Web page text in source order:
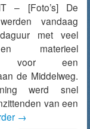
– [Foto’s] De
vandaag
met veel
materieel
voor een
de Middelweg.
werd snel
van een
→